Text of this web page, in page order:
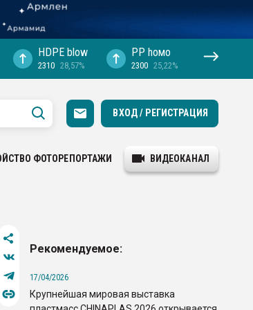
HDPE blow
2310 28,57%
PP hомо
2300 25,22%
ВХОД / РЕГИСТРАЦИЯ
ФОТОРЕПОРТАЖИ ВИДЕОКАНАЛ
Рекомендуемое:
17/04/2026
Крупнейшая мировая выставка